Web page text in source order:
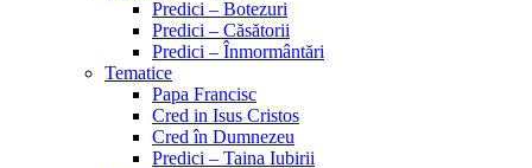
Predici – Botezuri
Predici – Căsătorii
Predici – Înmormântări
Tematice
Papa Francisc
Cred in Isus Cristos
Cred în Dumnezeu
Predici – Taina Iubirii